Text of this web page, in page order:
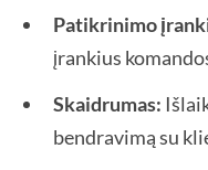
Patikrinimo
įrankius
Skaidrumas:
bendravimą su